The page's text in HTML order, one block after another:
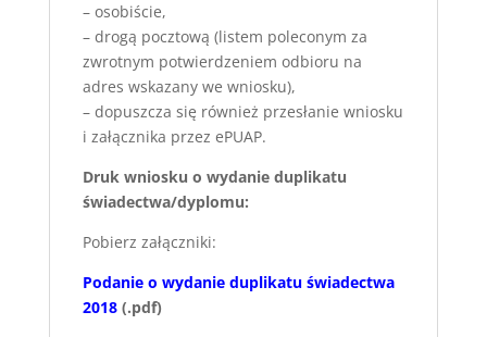
– osobiście,
– drogą pocztową (listem poleconym za
zwrotnym potwierdzeniem odbioru na
adres wskazany we wniosku),
– dopuszcza się również przesłanie wniosku
i załącznika przez ePUAP.
Druk wniosku o wydanie duplikatu
świadectwa/dyplomu:
Pobierz załączniki:
Podanie o wydanie duplikatu świadectwa
2018 (.pdf)